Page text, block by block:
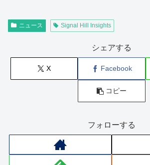
ニュース Signal Hill Insights
シェアする
X Facebook
コピー
フォローする